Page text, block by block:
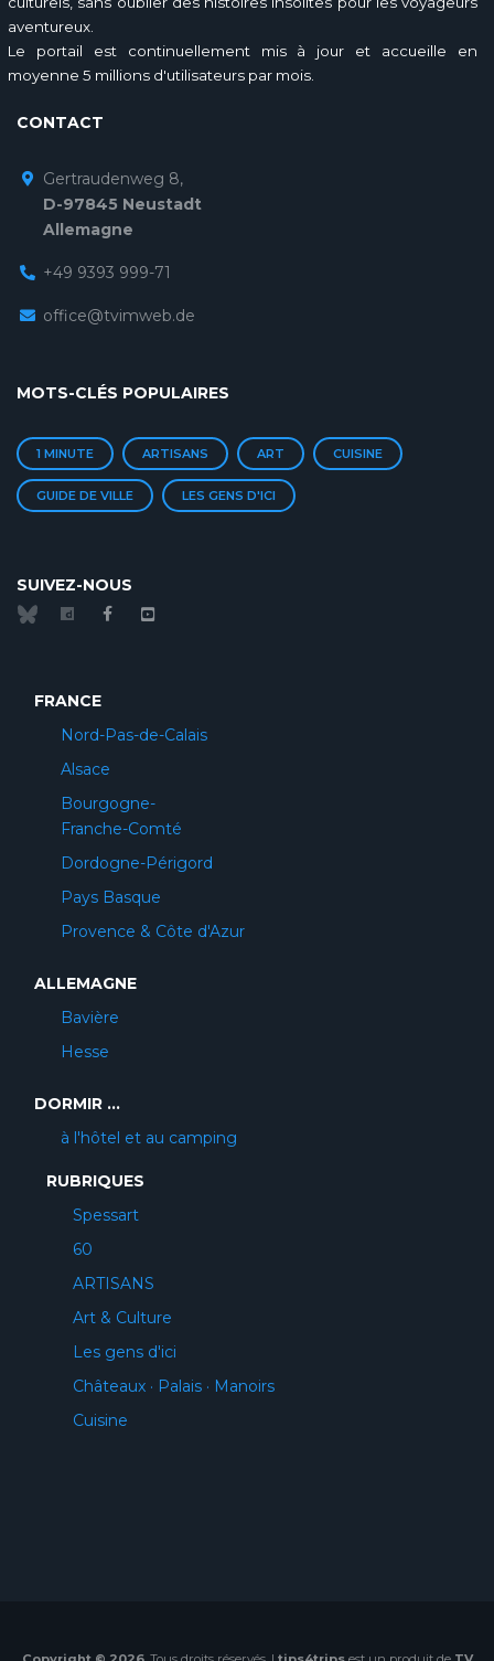
aventureux.
Le portail est continuellement mis à jour et accueille en
moyenne 5 millions d'utilisateurs par mois.
CONTACT
Gertraudenweg 8,
D-97845 Neustadt
Allemagne
+49 9393 999-71
office@tvimweb.de
MOTS-CLÉS POPULAIRES
1 MINUTE ARTISANS ART CUISINE
GUIDE DE VILLE LES GENS D'ICI
SUIVEZ-NOUS
FRANCE
Nord-Pas-de-Calais
Alsace
Bourgogne-
Franche-Comté
Dordogne-Périgord
Pays Basque
Provence & Côte d'Azur
ALLEMAGNE
Bavière
Hesse
DORMIR ...
à l'hôtel et au camping
RUBRIQUES
Spessart
60
ARTISANS
Art & Culture
Les gens d'ici
Châteaux · Palais · Manoirs
Cuisine